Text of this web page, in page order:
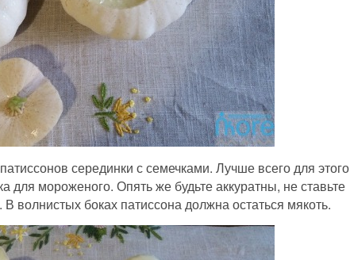
серединки с семечками. Лучше всего для этого
для мороженого. Опять же будьте аккуратны, не ставьте
волнистых боках патиссона должна остаться мякоть.